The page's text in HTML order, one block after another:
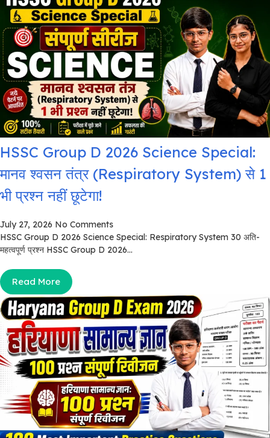
HSSC Group D 2026 Science Special:
मानव श्वसन तंत्र (Respiratory System) से 1
भी प्रश्न नहीं छूटेगा!
July 27, 2026 No Comments
HSSC Group D 2026 Science Special: Respiratory System 30 अति-
महत्वपूर्ण प्रश्न HSSC Group D 2026...
Read More